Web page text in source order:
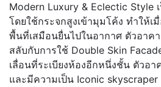
Modern Luxury & Eclectic Style
โดยใช้กระจกสูงเข้ามุมโค้ง ทำให้เ
พื้นที่เสมือนยื่นไปในอากาศ ตัวอาค
สลับกับการใช้ Double Skin
เลื่อนที่ระเบียงห้องอีกหนึ่งชั้น ตัวอา
และมีความเป็น Iconic skyscraper